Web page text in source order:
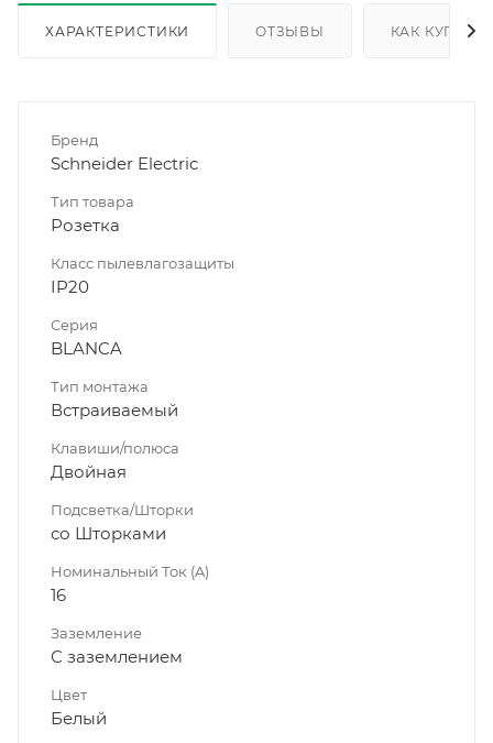
ХАРАКТЕРИСТИКИ ОТЗЫВЫ КАК КУПИТЬ
Бренд
Schneider Electric
Тип товара
Розетка
Класс пылевлагозащиты
IP20
Серия
BLANCA
Тип монтажа
Встраиваемый
Клавиши/полюса
Двойная
Подсветка/Шторки
со Шторками
Номинальный Ток (A)
16
Заземление
С заземлением
Цвет
Белый